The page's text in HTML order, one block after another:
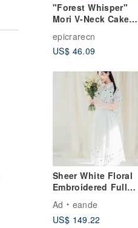
"Forest Whisper"
Mori V-Neck Cake
Basic Style Seven-
Sleeve Elegant Mid-
epicrarecn
US$ 46.09
Sheer White Floral
Embroidered Full
Dress
Ad
eande
US$ 149.22